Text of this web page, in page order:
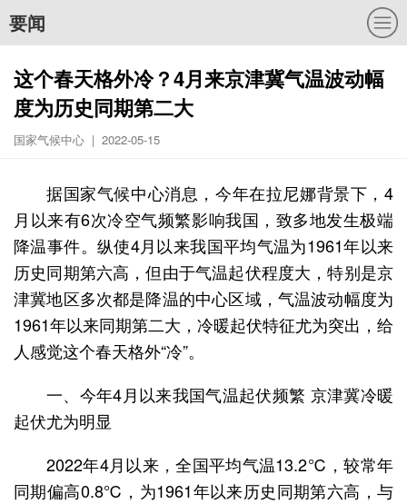
要闻
这个春天格外冷？4月来京津冀气温波动幅
度为历史同期第二大
国家气候中心 | 2022-05-15
据国家气候中心消息，今年在拉尼娜背景下，4
月以来有6次冷空气频繁影响我国，致多地发生极端
降温事件。纵使4月以来我国平均气温为1961年以来
历史同期第六高，但由于气温起伏程度大，特别是京
津冀地区多次都是降温的中心区域，气温波动幅度为
1961年以来同期第二大，冷暖起伏特征尤为突出，给
人感觉这个春天格外“冷”。
一、今年4月以来我国气温起伏频繁 京津冀冷暖
起伏尤为明显
2022年4月以来，全国平均气温13.2℃，较常年
同期偏高0.8℃，为1961年以来历史同期第六高，与